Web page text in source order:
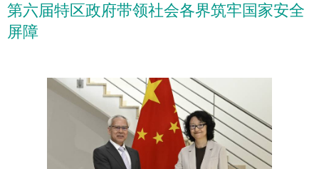
第六届特区政府带领社会各界筑牢国家安全
屏障